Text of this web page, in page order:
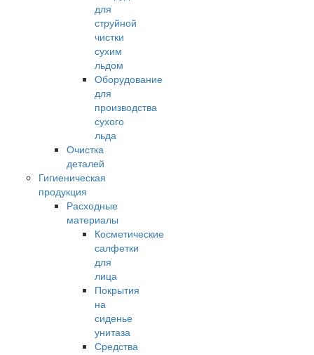
для
струйной
чистки
сухим
льдом
Оборудование
для
производства
сухого
льда
Очистка
деталей
Гигиеническая
продукция
Расходные
материалы
Косметические
салфетки
для
лица
Покрытия
на
сиденье
унитаза
Средства